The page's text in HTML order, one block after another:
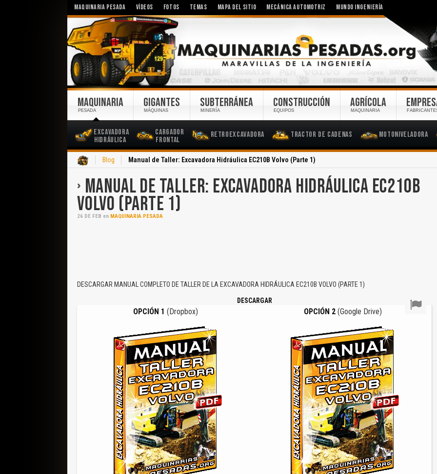
MAQUINARIA PESADA VÍDEOS FOTOS TEMAS MAPA DEL SITIO MECÁNICA AUTOMOTRIZ MUNDO INGENIERÍA
MAQUINARIA
PESADA
Excavadora
Hidráulica
Cargador
Frontal
Retroexcavadora Tractor de Cadenas Motoniveladora
GIGANTES
MÁQUINAS
SUBTERRÁNEA
MINERÍA
CONSTRUCCIÓN
EQUIPOS
AGRÍCOLA
MAQUINARIA
Blog Manual de Taller: Excavadora Hidráulica EC210B Volvo (Parte 1)
MANUAL DE TALLER: EXCAVADORA HIDRÁULICA EC210B
VOLVO (PARTE 1)
26 DE FEB en MAQUINARIA PESADA
DESCARGAR MANUAL COMPLETO DE TALLER DE LA EXCAVADORA HIDRÁULICA EC210B VOLVO (PARTE 1)
DESCARGAR
OPCIÓN 1 (Dropbox) OPCIÓN 2 (Google Drive)